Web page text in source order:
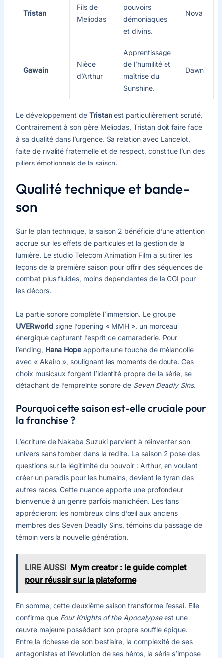
Tristan
Fils de
Meliodas
pouvoirs
démoniaques
et divins.
Nova
Gawain
Nièce
d’Arthur
Apprentissage
de l’humilité et
maîtrise du
Sunshine.
Dawn
Le développement de Tristanest particulièrement scruté.
Contrairement à son père Meliodas, Tristan doit faire face
à sa dualité dans l’urgence. Sa relation avec Lancelot,
faite de rivalité fraternelle et de respect, constitue l’un des
piliers émotionnels de la saison.
Qualité technique et bande-
son
Sur le plan technique, la saison 2 bénéficie d’une attention
accrue sur les effets de particules et la gestion de la
lumière. Le studio Telecom Animation Film a su tirer les
leçons de la première saison pour offrir des séquences de
combat plus fluides, moins dépendantes de la CGI pour
les décors.
La partie sonore complète l’immersion. Le groupe
UVERworldsigne l’opening « MMH », un morceau
énergique capturant l’esprit de camaraderie. Pour
l’ending, Hana Hopeapporte une touche de mélancolie
avec « Akairo », soulignant les moments de doute. Ces
choix musicaux forgent l’identité propre de la série, se
détachant de l’empreinte sonore de Seven Deadly Sins.
Pourquoi cette saison est-elle cruciale pour
la franchise ?
L’écriture de Nakaba Suzuki parvient à réinventer son
univers sans tomber dans la redite. La saison 2 pose des
questions sur la légitimité du pouvoir : Arthur, en voulant
créer un paradis pour les humains, devient le tyran des
autres races. Cette nuance apporte une profondeur
bienvenue à un genre parfois manichéen. Les fans
apprécieront les nombreux clins d’œil aux anciens
membres des Seven Deadly Sins, témoins du passage de
témoin vers la nouvelle génération.
LIRE AUSSI Mym creator : le guide complet
pour réussir sur la plateforme
En somme, cette deuxième saison transforme l’essai. Elle
confirme que Four Knights of the Apocalypseest une
œuvre majeure possédant son propre souffle épique.
Entre la richesse de son bestiaire, la complexité de ses
antagonistes et l’évolution de ses héros, la série s’impose